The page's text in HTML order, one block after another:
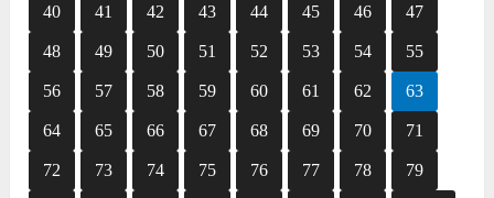
40 41 42 43 44 45 46 47
48 49 50 51 52 53 54 55
56 57 58 59 60 61 62 63
64 65 66 67 68 69 70 71
72 73 74 75 76 77 78 79